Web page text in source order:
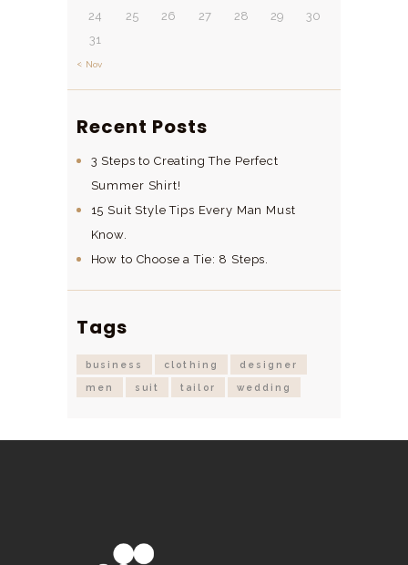
24
25 26 27 28 29
30
31
« Nov
Recent Posts
3 Steps to Creating The Perfect
Summer Shirt!
15 Suit Style Tips Every Man Must
Know.
How to Choose a Tie: 8 Steps.
Tags
business clothing designer
men suit tailor wedding